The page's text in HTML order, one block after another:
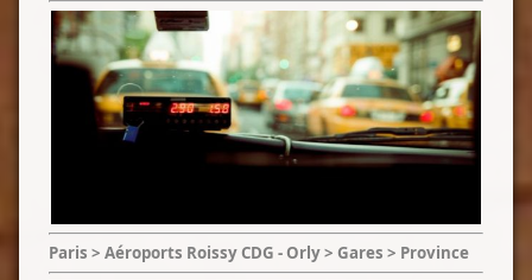
Paris > Aéroports Roissy CDG - Orly > Gares > Province